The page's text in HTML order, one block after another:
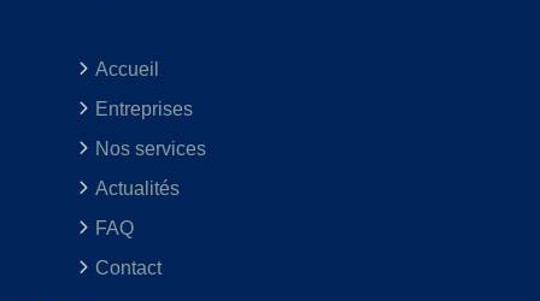
Accueil
Entreprises
Nos services
Actualités
FAQ
Contact